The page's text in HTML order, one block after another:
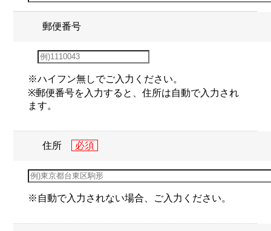
郵便番号
※ハイフン無しでご入力ください。
※郵便番号を入力すると、住所は自動で入力され
ます。
住所
※自動で入力されない場合、ご入力ください。